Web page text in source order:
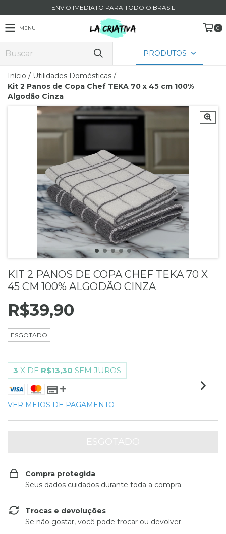
ENVIO IMEDIATO PARA TODO O BRASIL
MENU 0
PRODUTOS
Início / Utilidades Domésticas /
Kit 2 Panos de Copa Chef TEKA 70 x 45 cm 100%
Algodão Cinza
KIT 2 PANOS DE COPA CHEF TEKA 70 X
45 CM 100% ALGODÃO CINZA
R$39,90
ESGOTADO
3 X DE R$13,30 SEM JUROS
VER MEIOS DE PAGAMENTO
Compra protegida
Seus dados cuidados durante toda a compra.
Trocas e devoluções
Se não gostar, você pode trocar ou devolver.